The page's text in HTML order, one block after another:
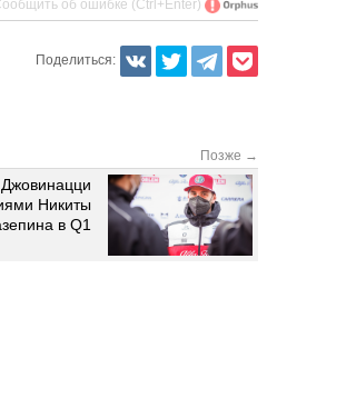
об ошибке (Ctrl+Enter)
Поделиться:
Позже →
Никиты
в Q1